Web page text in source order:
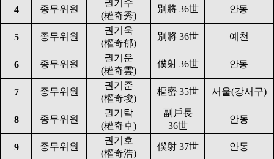
4 종무위원
권기수
(權奇秀)
別將 36世 안동
5 종무위원
권기욱
(權奇郁)
別將 36世 예천
6 종무위원
권기운
(權奇雲)
僕射 36世 안동
7 종무위원
권기준
(權奇埈)
樞密 35世 서울(강서구)
8 종무위원
권기탁
(權奇卓)
副戶長
36世
안동
9 종무위원
권기호
(權奇浩)
僕射 37世 안동